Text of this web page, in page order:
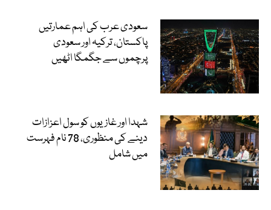
سعودی عرب کی اہم عمارتیں
پاکستان، ترکیہ اور سعودی
پرچموں سے جگمگا اٹھیں
شہدا اور غازیوں کو سول اعزازات
دینے کی منظوری، 78 نام فہرست
میں شامل